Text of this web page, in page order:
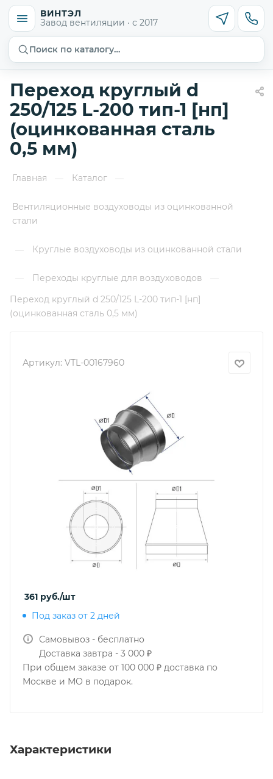
ВИНТЭЛ
Завод вентиляции · с 2017
Поиск по каталогу…
Переход круглый d
250/125 L-200 тип-1 [нп]
(оцинкованная сталь
0,5 мм)
Главная — Каталог —
Вентиляционные воздуховоды из оцинкованной
стали
— Круглые воздуховоды из оцинкованной стали
— Переходы круглые для воздуховодов
—
Переход круглый d 250/125 L-200 тип-1 [нп]
(оцинкованная сталь 0,5 мм)
Артикул: VTL-00167960
361 руб./шт
Под заказ от 2 дней
Самовывоз - бесплатно
Доставка завтра - 3 000 ₽
При общем заказе от 100 000 ₽ доставка по
Москве и МО в подарок.
Характеристики